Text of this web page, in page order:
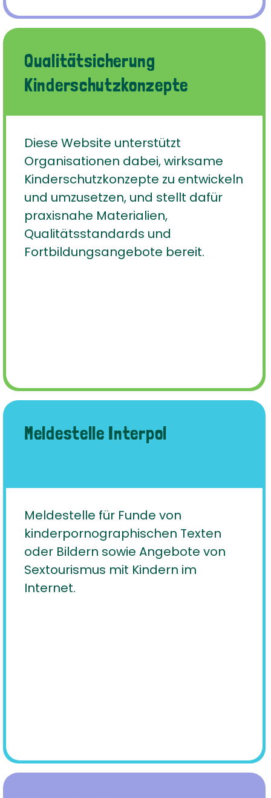
Qualitätsicherung
Kinderschutzkonzepte
Diese Website unterstützt
Organisationen dabei, wirksame
Kinderschutzkonzepte zu entwickeln
und umzusetzen, und stellt dafür
praxisnahe Materialien,
Qualitätsstandards und
Fortbildungsangebote bereit.
Meldestelle Interpol
Meldestelle für Funde von
kinderpornographischen Texten
oder Bildern sowie Angebote von
Sextourismus mit Kindern im
Internet.